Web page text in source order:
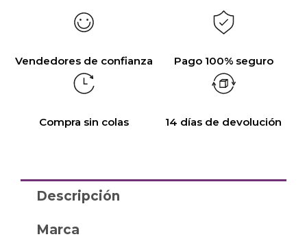
Vendedores de confianza Pago 100% seguro
Compra sin colas 14 días de devolución
Descripción
Marca